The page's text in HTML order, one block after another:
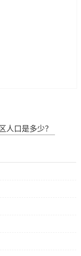
人口是多少？